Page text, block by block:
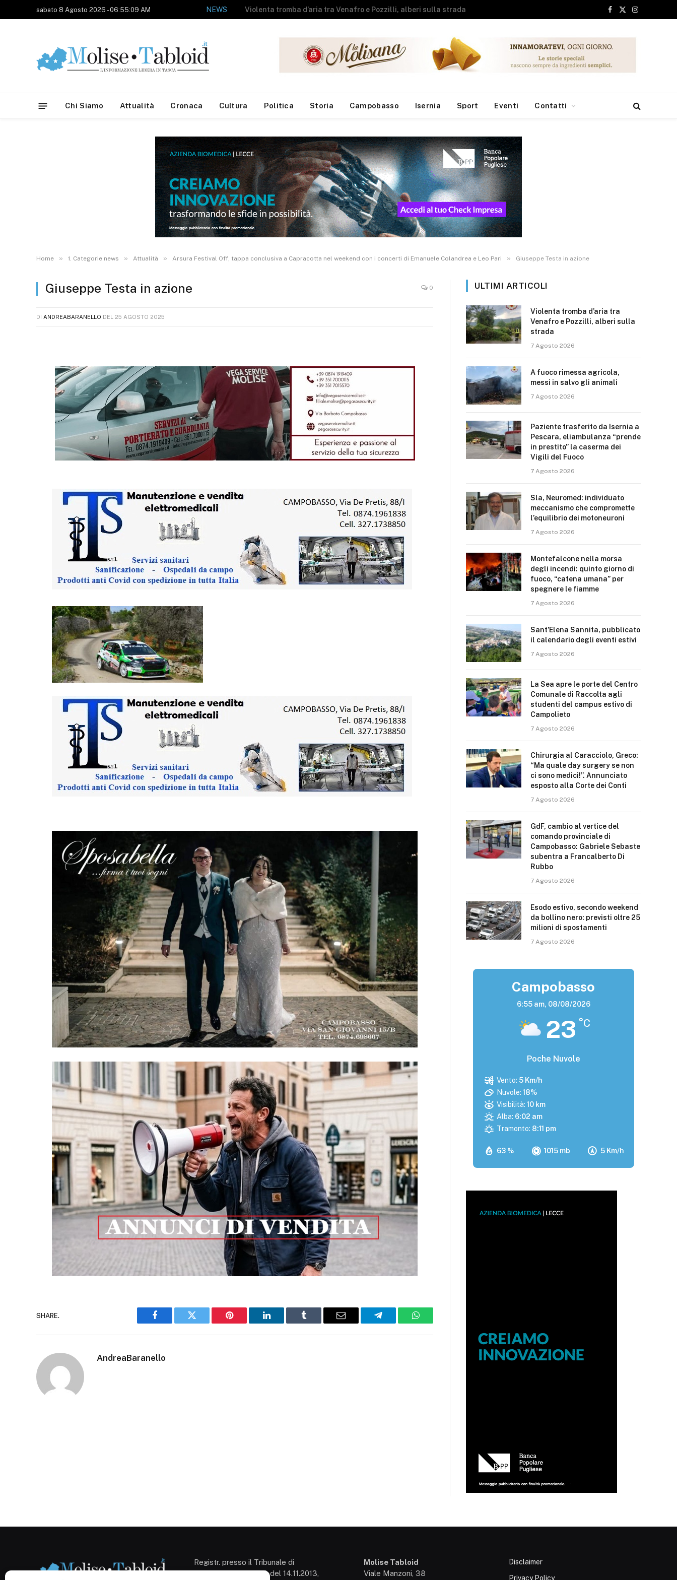
sabato 8 Agosto 2026 - 06:55:09 AM NEWS A fuoco rimessa agricola, messi in salvo gli animali
Facebook
X
Instagram
Chi Siamo Attualità Cronaca Cultura Politica Storia Campobasso Isernia Sport Eventi Contatti
Home » 1. Categorie news » Attualità » Arsura Festival Off, tappa conclusiva a Capracotta nel weekend con i concerti di Emanuele Colandrea e Leo Pari » Giuseppe Testa in azione
Giuseppe Testa in azione 0
DI ANDREABARANELLO DEL 25 AGOSTO 2025
SHARE.
Facebook Twitter Pinterest LinkedIn Tumblr Email Telegram WhatsApp
AndreaBaranello
ULTIMI ARTICOLI
Violenta tromba d’aria tra
Venafro e Pozzilli, alberi sulla
strada
7 Agosto 2026
A fuoco rimessa agricola,
messi in salvo gli animali
7 Agosto 2026
Paziente trasferito da Isernia a
Pescara, eliambulanza “prende
in prestito” la caserma dei
Vigili del Fuoco
7 Agosto 2026
Sla, Neuromed: individuato
meccanismo che compromette
l’equilibrio dei motoneuroni
7 Agosto 2026
Montefalcone nella morsa
degli incendi: quinto giorno di
fuoco, “catena umana” per
spegnere le fiamme
7 Agosto 2026
Sant’Elena Sannita, pubblicato
il calendario degli eventi estivi
7 Agosto 2026
La Sea apre le porte del Centro
Comunale di Raccolta agli
studenti del campus estivo di
Campolieto
7 Agosto 2026
Chirurgia al Caracciolo, Greco:
“Ma quale day surgery se non
ci sono medici!”. Annunciato
esposto alla Corte dei Conti
7 Agosto 2026
GdF, cambio al vertice del
comando provinciale di
Campobasso: Gabriele Sebaste
subentra a Francalberto Di
Rubbo
7 Agosto 2026
Esodo estivo, secondo weekend
da bollino nero: previsti oltre 25
milioni di spostamenti
7 Agosto 2026
Campobasso
6:55 am, 08/08/2026
23 °C
Poche Nuvole
63 % 1015 mb 5 Km/h
Vento: 5 Km/h
Nuvole: 18%
Visibilità: 10 km
Alba: 6:02 am
Tramonto: 8:11 pm
Registr. presso il Tribunale di
Campobasso: 3/2013 del 14.11.2013,
Molise Tabloid
Viale Manzoni, 38
Disclaimer
Privacy Policy